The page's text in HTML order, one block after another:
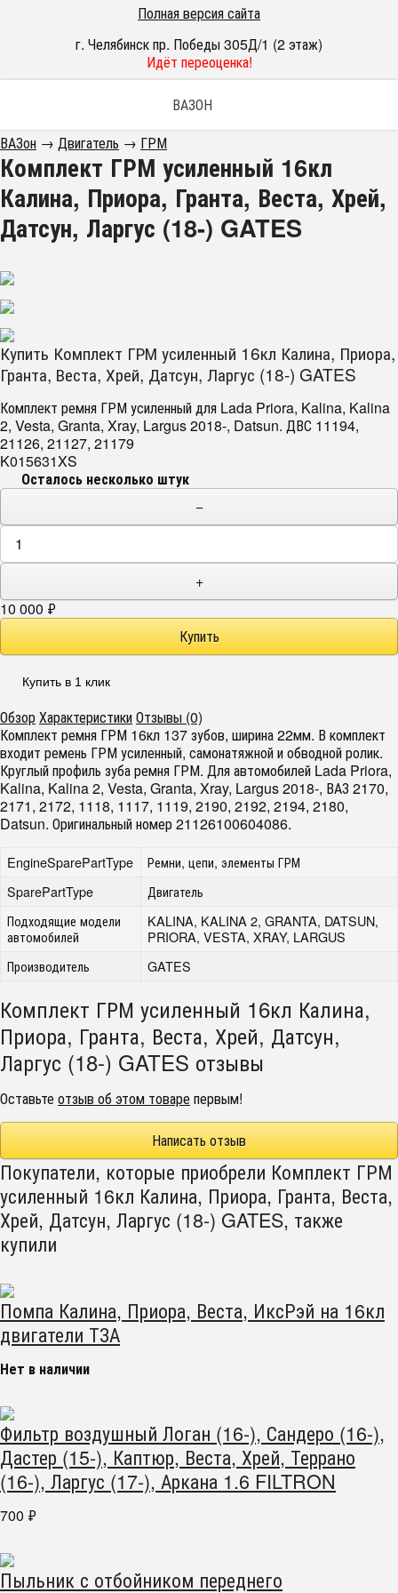
Полная версия сайта
г. Челябинск пр. Победы 305Д/1 (2 этаж)
Идёт переоценка!
ВАЗОН
ВАЗон → Двигатель → ГРМ
Комплект ГРМ усиленный 16кл
Калина, Приора, Гранта, Веста, Хрей,
Датсун, Ларгус (18-) GATES
Купить Комплект ГРМ усиленный 16кл Калина, Приора,
Гранта, Веста, Хрей, Датсун, Ларгус (18-) GATES
Комплект ремня ГРМ усиленный для Lada Priora, Kalina, Kalina
2, Vesta, Granta, Xray, Largus 2018-, Datsun. ДВС 11194,
21126, 21127, 21179
K015631XS
Осталось несколько штук
−
+
10 000 ₽
Купить в 1 клик
ОбзорХарактеристикиОтзывы (0)
Комплект ремня ГРМ 16кл 137 зубов, ширина 22мм. В комплект
входит ремень ГРМ усиленный, самонатяжной и обводной ролик.
Круглый профиль зуба ремня ГРМ. Для автомобилей Lada Priora,
Kalina, Kalina 2, Vesta, Granta, Xray, Largus 2018-, ВАЗ 2170,
2171, 2172, 1118, 1117, 1119, 2190, 2192, 2194, 2180,
Datsun. Оригинальный номер 21126100604086.
EngineSparePartType
Ремни, цепи, элементы ГРМ
SparePartType
Двигатель
Подходящие модели
автомобилей
KALINA, KALINA 2, GRANTA, DATSUN,
PRIORA, VESTA, XRAY, LARGUS
Производитель
GATES
Комплект ГРМ усиленный 16кл Калина,
Приора, Гранта, Веста, Хрей, Датсун,
Ларгус (18-) GATES отзывы
Оставьтеотзыв об этом товарепервым!
Написать отзыв
Покупатели, которые приобрели Комплект ГРМ
усиленный 16кл Калина, Приора, Гранта, Веста,
Хрей, Датсун, Ларгус (18-) GATES, также
купили
Помпа Калина, Приора, Веста, ИксРэй на 16кл
двигатели ТЗА
Нет в наличии
Фильтр воздушный Логан (16-), Сандеро (16-),
Дастер (15-), Каптюр, Веста, Хрей, Террано
(16-), Ларгус (17-), Аркана 1.6 FILTRON
700 ₽
Пыльник с отбойником переднего